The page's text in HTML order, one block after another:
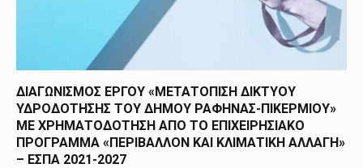
ΔΙΑΓΩΝΙΣΜΟΣ ΕΡΓΟΥ «ΜΕΤΑΤΟΠΙΣΗ ΔΙΚΤΥΟΥ
ΥΔΡΟΔΟΤΗΣΗΣ ΤΟΥ ΔΗΜΟΥ ΡΑΦΗΝΑΣ-ΠΙΚΕΡΜΙΟΥ»
ΜΕ ΧΡΗΜΑΤΟΔΟΤΗΣΗ ΑΠΟ TO ΕΠΙΧΕΙΡΗΣΙΑΚΟ
ΠΡΟΓΡΑΜΜΑ «ΠΕΡΙΒΑΛΛΟΝ ΚΑΙ ΚΛΙΜΑΤΙΚΗ ΑΛΛΑΓΗ»
– ΕΣΠΑ 2021-2027